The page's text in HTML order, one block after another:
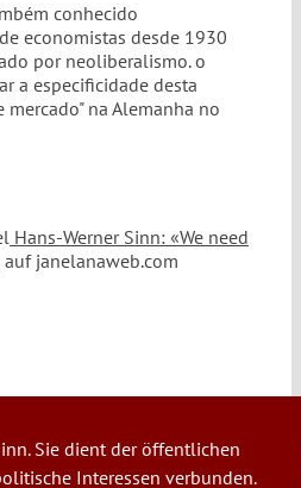
conhecido
economistas desde 1930
por neoliberalismo. o
a especificidade desta
na Alemanha no
Hans-Werner Sinn: «We need
auf janelanaweb.com
Sie dient der öffentlichen
Interessen verbunden.